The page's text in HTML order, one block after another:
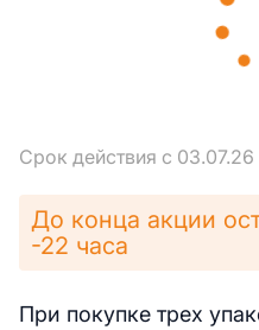
Срок действия с 03.07.26
До конца акции
-22 часа
При покупке трех